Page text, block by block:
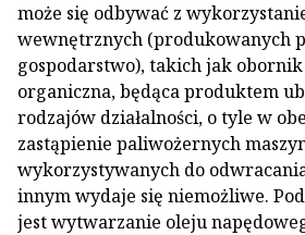
może się odbywać z
wewnętrznych (produkowanych
gospodarstwo), takich jak
organiczna, będąca produktem
rodzajów działalności, o tyle w
zastąpienie paliwożernych
wykorzystywanych do
innym wydaje się niemożliwe.
jest wytwarzanie oleju